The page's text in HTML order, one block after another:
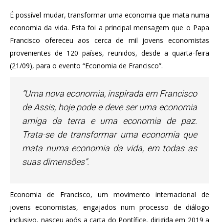
É possível mudar, transformar uma economia que mata numa
economia da vida. Esta foi a principal mensagem que o Papa
Francisco ofereceu aos cerca de mil jovens economistas
provenientes de 120 países, reunidos, desde a quarta-feira
(21/09), para o evento “Economia de Francisco”.
“Uma nova economia, inspirada em Francisco
de Assis, hoje pode e deve ser uma economia
amiga da terra e uma economia de paz.
Trata-se de transformar uma economia que
mata numa economia da vida, em todas as
suas dimensões”.
Economia de Francisco, um movimento internacional de
jovens economistas, engajados num processo de diálogo
inclusivo, nasceu após a carta do Pontífice, dirigida em 2019 a